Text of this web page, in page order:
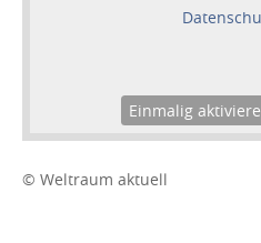
Einmalig
© Weltraum aktuell